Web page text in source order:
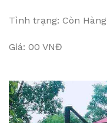
Tình trạng: Còn Hàng
Giá: 00 VNĐ